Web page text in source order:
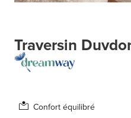
Traversin
Confort équilibré